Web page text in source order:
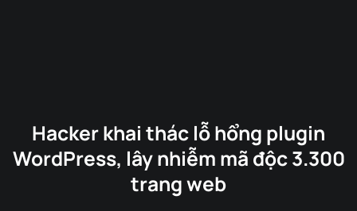
Hacker khai thác lỗ hổng plugin
WordPress, lây nhiễm mã độc 3.300
trang web